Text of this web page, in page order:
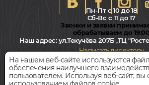
Пн-Пт с 10 до 18
Сб-Вс с 11 до 17
Звонки и заявки
обрабатываем до 19:00
Наш адрес:ул.Текучёва 207Б ,ТЦ
Написать директору
Всегда свободная
На нашем веб-сайте используются
обеспечения наилучшего
пользователем. Используя веб-сайт, вы